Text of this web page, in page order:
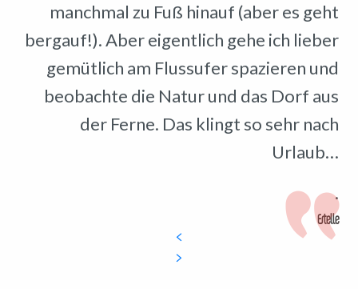
manchmal zu Fuß hinauf (aber es geht
bergauf!). Aber eigentlich gehe ich lieber
gemütlich am Flussufer spazieren und
beobachte die Natur und das Dorf aus
der Ferne. Das klingt so sehr nach
Urlaub…
.
Estelle